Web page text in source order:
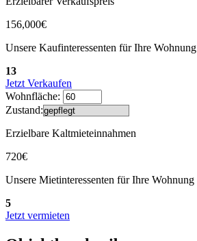
156,000€
Unsere Kaufinteressenten für Ihre Wohnung
13
Jetzt Verkaufen
Wohnfläche:
Zustand:
Erzielbare Kaltmieteinnahmen
720€
Unsere Mietinteressenten für Ihre Wohnung
5
Jetzt vermieten